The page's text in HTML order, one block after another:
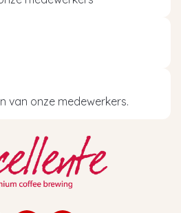
van onze medewerkers.